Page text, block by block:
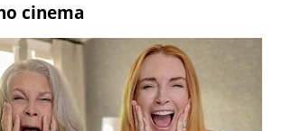
cinema